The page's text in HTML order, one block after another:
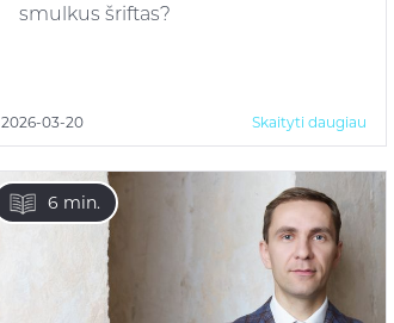
smulkus šriftas?
2026-03-20 Skaityti daugiau
6 min.